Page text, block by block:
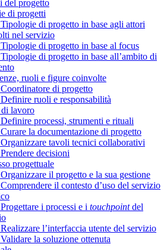
del progetto
di progetti
di progetto in base agli attori
nel servizio
di progetto in base al focus
di progetto in base all’ambito di
ruoli e figure coinvolte
di progetto
ruoli e responsabilità
lavoro
processi, strumenti e rituali
la documentazione di progetto
tavoli tecnici collaborativi
decisioni
progettuale
il progetto e la sua gestione
il contesto d’uso del servizio
i processi e i touchpointdel
l’interfaccia utente del servizio
la soluzione ottenuta